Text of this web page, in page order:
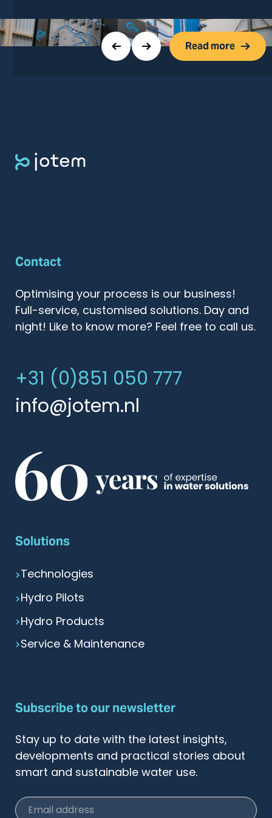
Read more
Contact
Optimising your process is our business!
Full-service, customised solutions. Day and
night! Like to know more? Feel free to call us.
+31 (0)851 050 777
info@jotem.nl
Solutions
Technologies
Hydro Pilots
Hydro Products
Service & Maintenance
Subscribe to our newsletter
Stay up to date with the latest insights,
developments and practical stories about
smart and sustainable water use.
Email address